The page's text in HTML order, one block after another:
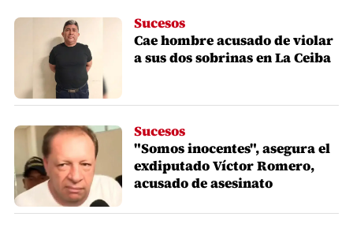
Sucesos
Cae hombre acusado de violar
a sus dos sobrinas en La Ceiba
Sucesos
"Somos inocentes", asegura el
exdiputado Víctor Romero,
acusado de asesinato